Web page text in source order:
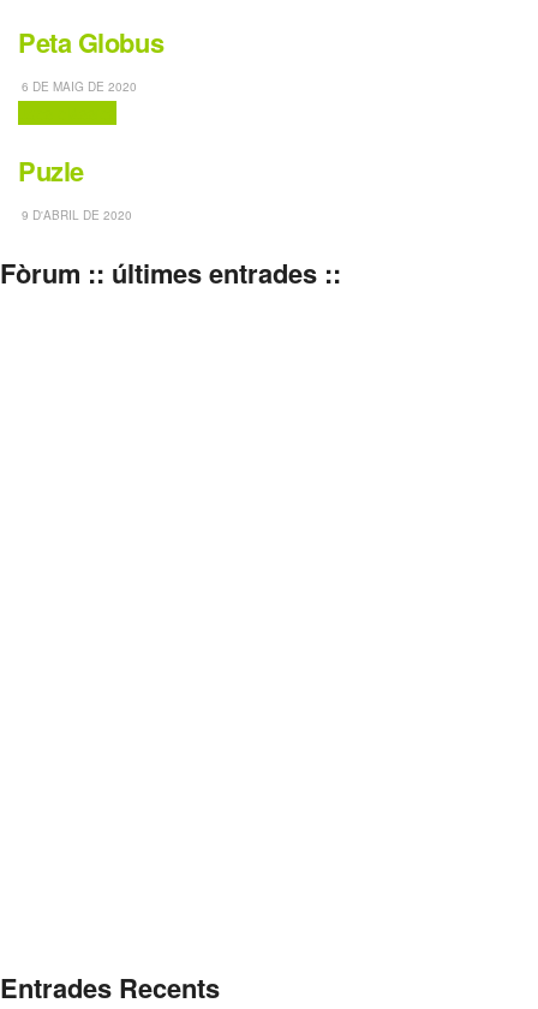
Peta Globus
6 DE MAIG DE 2020
Puzle
9 D'ABRIL DE 2020
Fòrum :: últimes entrades ::
Entrades Recents